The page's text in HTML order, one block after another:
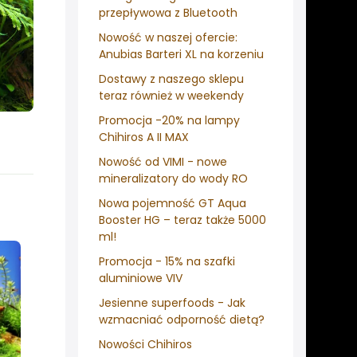
przepływowa z Bluetooth
Nowość w naszej ofercie:
Anubias Barteri XL na korzeniu
Dostawy z naszego sklepu
teraz również w weekendy
Promocja -20% na lampy
Chihiros A II MAX
Nowość od VIMI - nowe
mineralizatory do wody RO
Nowa pojemność GT Aqua
Booster HG – teraz także 5000
ml!
Promocja - 15% na szafki
aluminiowe VIV
Jesienne superfoods - Jak
wzmacniać odporność dietą?
Nowości Chihiros